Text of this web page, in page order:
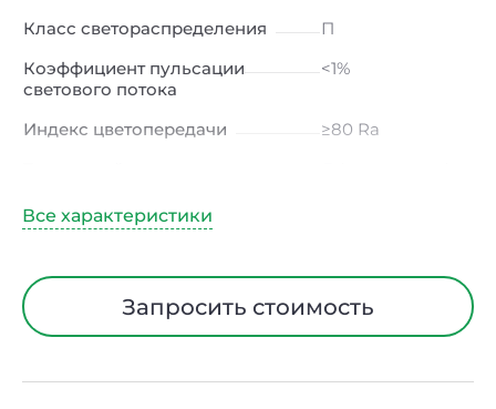
Класс светораспределения
П
Коэффициент пульсации
светового потока
<1%
Индекс цветопередачи
≥80 Ra
Угол рассеивания
Диапазон рабочих
температурЗапросить стоимость